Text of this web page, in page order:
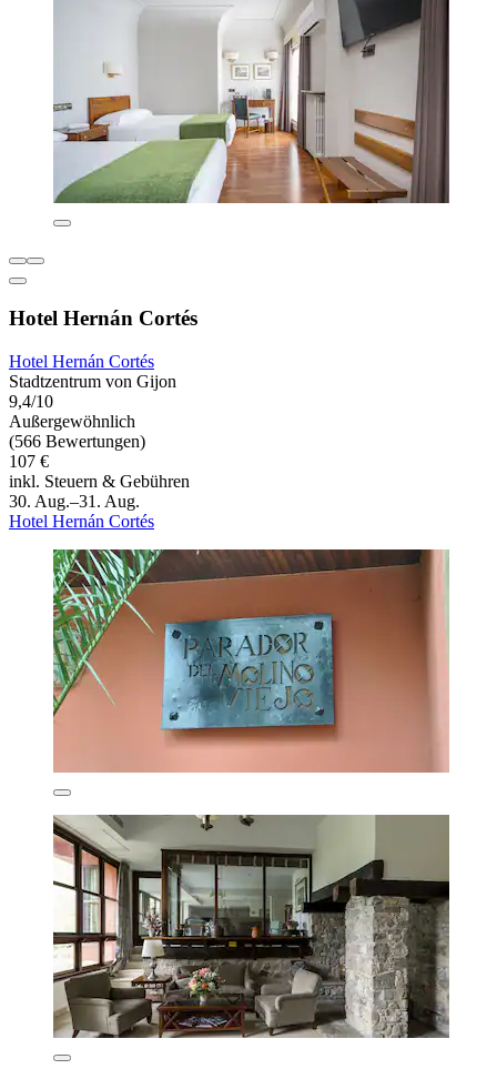
Hotel Hernán Cortés
Hotel Hernán Cortés
Stadtzentrum von Gijon
9,4/10
Außergewöhnlich
(566 Bewertungen)
107 €
inkl. Steuern & Gebühren
30. Aug.–31. Aug.
Hotel Hernán Cortés